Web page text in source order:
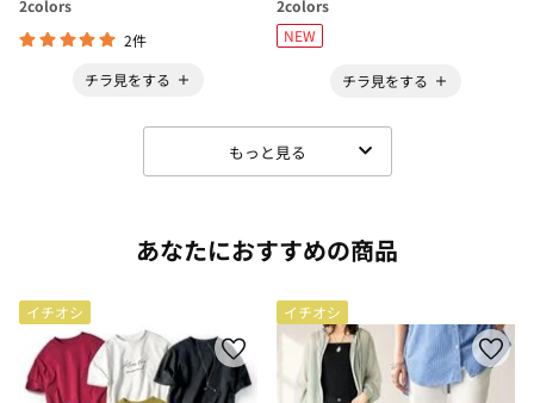
2colors
2件
チラ見をする
2colors
NEW
チラ見をする
もっと見る
あなたにおすすめの商品
イチオシ イチオシ